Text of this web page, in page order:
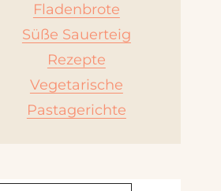
Fladenbrote
Süße Sauerteig
Rezepte
Vegetarische
Pastagerichte